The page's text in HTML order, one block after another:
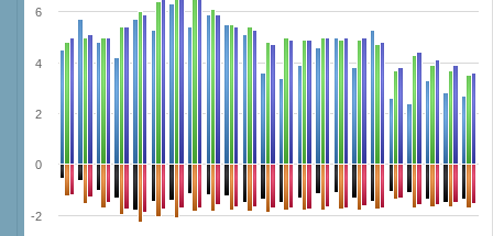
-2
0
2
4
6